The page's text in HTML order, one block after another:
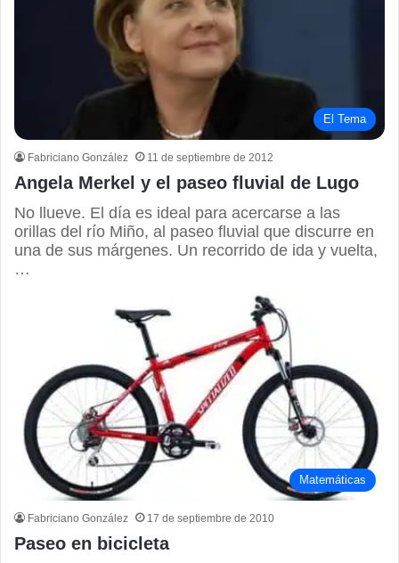
El Tema
Fabriciano González 11 de septiembre de 2012
Angela Merkel y el paseo fluvial de Lugo
No llueve. El día es ideal para acercarse a las
orillas del río Miño, al paseo fluvial que discurre en
una de sus márgenes. Un recorrido de ida y vuelta,
…
Matemáticas
Fabriciano González 17 de septiembre de 2010
Paseo en bicicleta